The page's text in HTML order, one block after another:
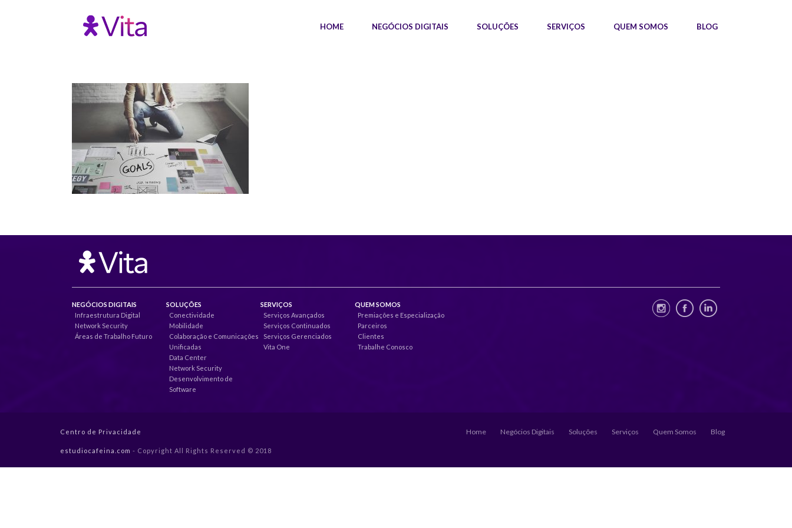
HOME NEGÓCIOS DIGITAIS SOLUÇÕES SERVIÇOS QUEM SOMOS BLOG
NEGÓCIOS DIGITAIS
Infraestrutura Digital
Network Security
Áreas de Trabalho Futuro
SOLUÇÕES
Conectividade
Mobilidade
Colaboração e Comunicações
Unificadas
Data Center
Network Security
Desenvolvimento de
Software
SERVIÇOS
Serviços Avançados
Serviços Continuados
Serviços Gerenciados
Vita One
QUEM SOMOS
Premiações e Especialização
Parceiros
Clientes
Trabalhe Conosco
Centro de Privacidade
estudiocafeina.com - Copyright All Rights Reserved © 2018
Home Negócios Digitais Soluções Serviços Quem Somos Blog